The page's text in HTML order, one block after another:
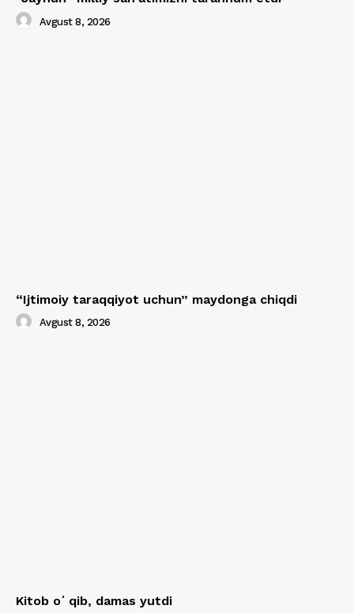
Avgust 8, 2026
“Ijtimoiy taraqqiyot uchun” maydonga chiqdi
Avgust 8, 2026
Kitob oʻqib, damas yutdi